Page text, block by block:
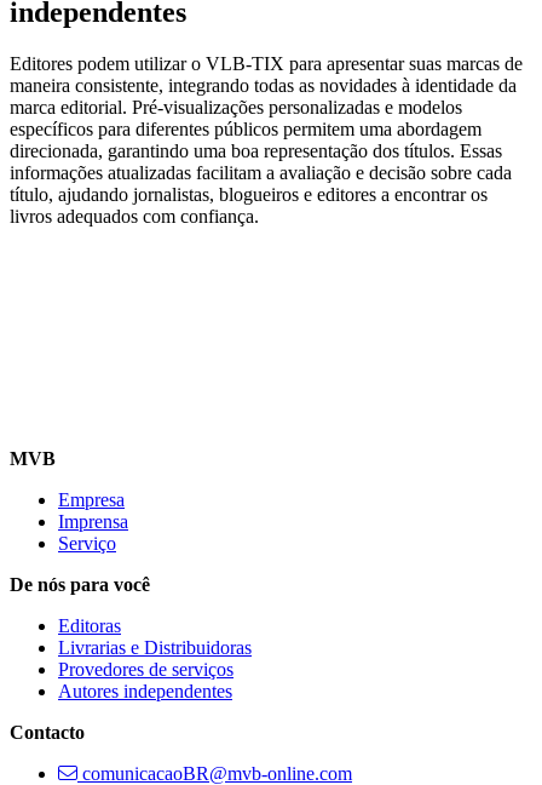
independentes
Editores podem utilizar o VLB-TIX para apresentar suas marcas de
maneira consistente, integrando todas as novidades à identidade da
marca editorial. Pré-visualizações personalizadas e modelos
específicos para diferentes públicos permitem uma abordagem
direcionada, garantindo uma boa representação dos títulos. Essas
informações atualizadas facilitam a avaliação e decisão sobre cada
título, ajudando jornalistas, blogueiros e editores a encontrar os
livros adequados com confiança.
MVB
Empresa
Imprensa
Serviço
De nós para você
Editoras
Livrarias e Distribuidoras
Provedores de serviços
Autores independentes
Contacto
comunicacaoBR@mvb-online.com